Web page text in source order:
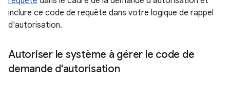
inclure ce code de requête dans votre logique de rappel
d'autorisation.
Autoriser le système à gérer le code de
demande d'autorisation